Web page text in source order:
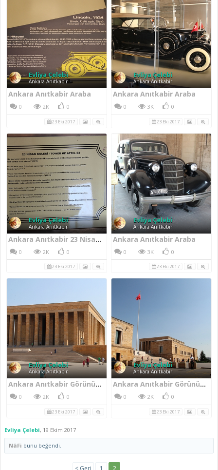
Evliya Çelebi
Ankara Anıtkabir
Ankara Anıtkabir Araba
0 2K 0
23 Eki 2017
Evliya Çelebi
Ankara Anıtkabir
Ankara Anıtkabir Araba
0 3K 0
23 Eki 2017
Evliya Çelebi
Ankara Anıtkabir
Ankara Anıtkabir 23 Nisan Kulesi
0 2K 0
23 Eki 2017
Evliya Çelebi
Ankara Anıtkabir
Ankara Anıtkabir Araba
0 3K 0
23 Eki 2017
Evliya Çelebi
Ankara Anıtkabir
Ankara Anıtkabir Görünümü
0 2K 0
23 Eki 2017
Evliya Çelebi
Ankara Anıtkabir
Ankara Anıtkabir Görünümü
0 2K 0
23 Eki 2017
Evliya Çelebi, 19 Ekim 2017
NâFi bunu beğendi.
< Geri 1 2